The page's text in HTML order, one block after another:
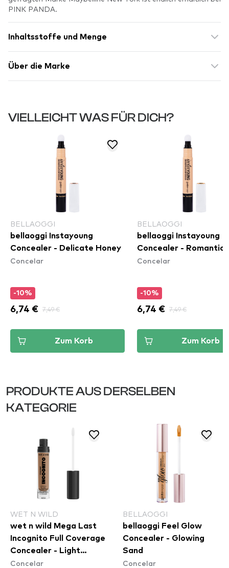
PINK PANDA.
Inhaltsstoffe und Menge
Über die Marke
VIELLEICHT WAS FÜR DICH?
BELLAOGGI
bellaoggi Instayoung
Concealer - Delicate Honey
Concelar
-10%
6,74 € 7,49 €
Zum Korb
BELLAOGGI
bellaoggi Instayoung
Concealer - Romantic
Concelar
-10%
6,74 € 7,49 €
Zum Korb
PRODUKTE AUS DERSELBEN
KATEGORIE
WET N WILD
wet n wild Mega Last
Incognito Full Coverage
Concealer - Light
Medium
Concelar
BELLAOGGI
bellaoggi Feel Glow
Concealer - Glowing
Sand
Concelar